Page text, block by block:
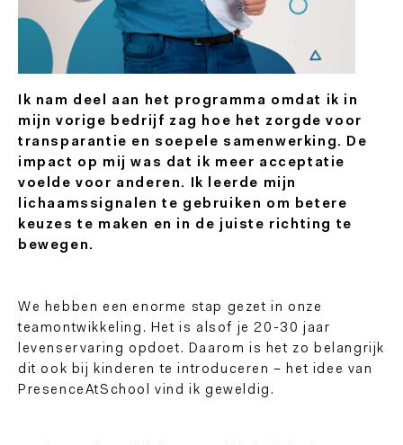
Ik nam deel aan het programma omdat ik in
mijn vorige bedrijf zag hoe het zorgde voor
transparantie en soepele samenwerking. De
impact op mij was dat ik meer acceptatie
voelde voor anderen. Ik leerde mijn
lichaamssignalen te gebruiken om betere
keuzes te maken en in de juiste richting te
bewegen.
We hebben een enorme stap gezet in onze
teamontwikkeling. Het is alsof je 20-30 jaar
levenservaring opdoet. Daarom is het zo belangrijk
dit ook bij kinderen te introduceren – het idee van
PresenceAtSchool vind ik geweldig.